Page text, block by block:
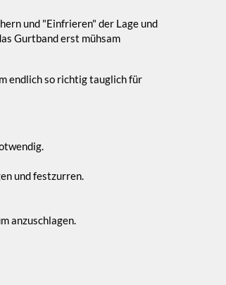
und "Einfrieren" der Lage und
Gurtband erst mühsam
endlich so richtig tauglich für
und festzurren.
anzuschlagen.